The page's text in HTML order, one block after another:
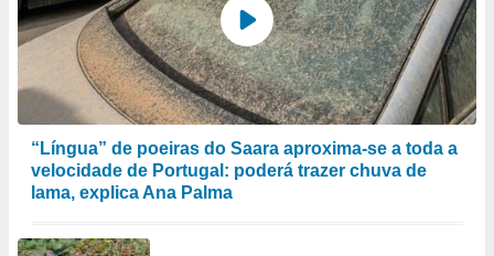
“Língua” de poeiras do Saara aproxima-se a toda a
velocidade de Portugal: poderá trazer chuva de
lama, explica Ana Palma